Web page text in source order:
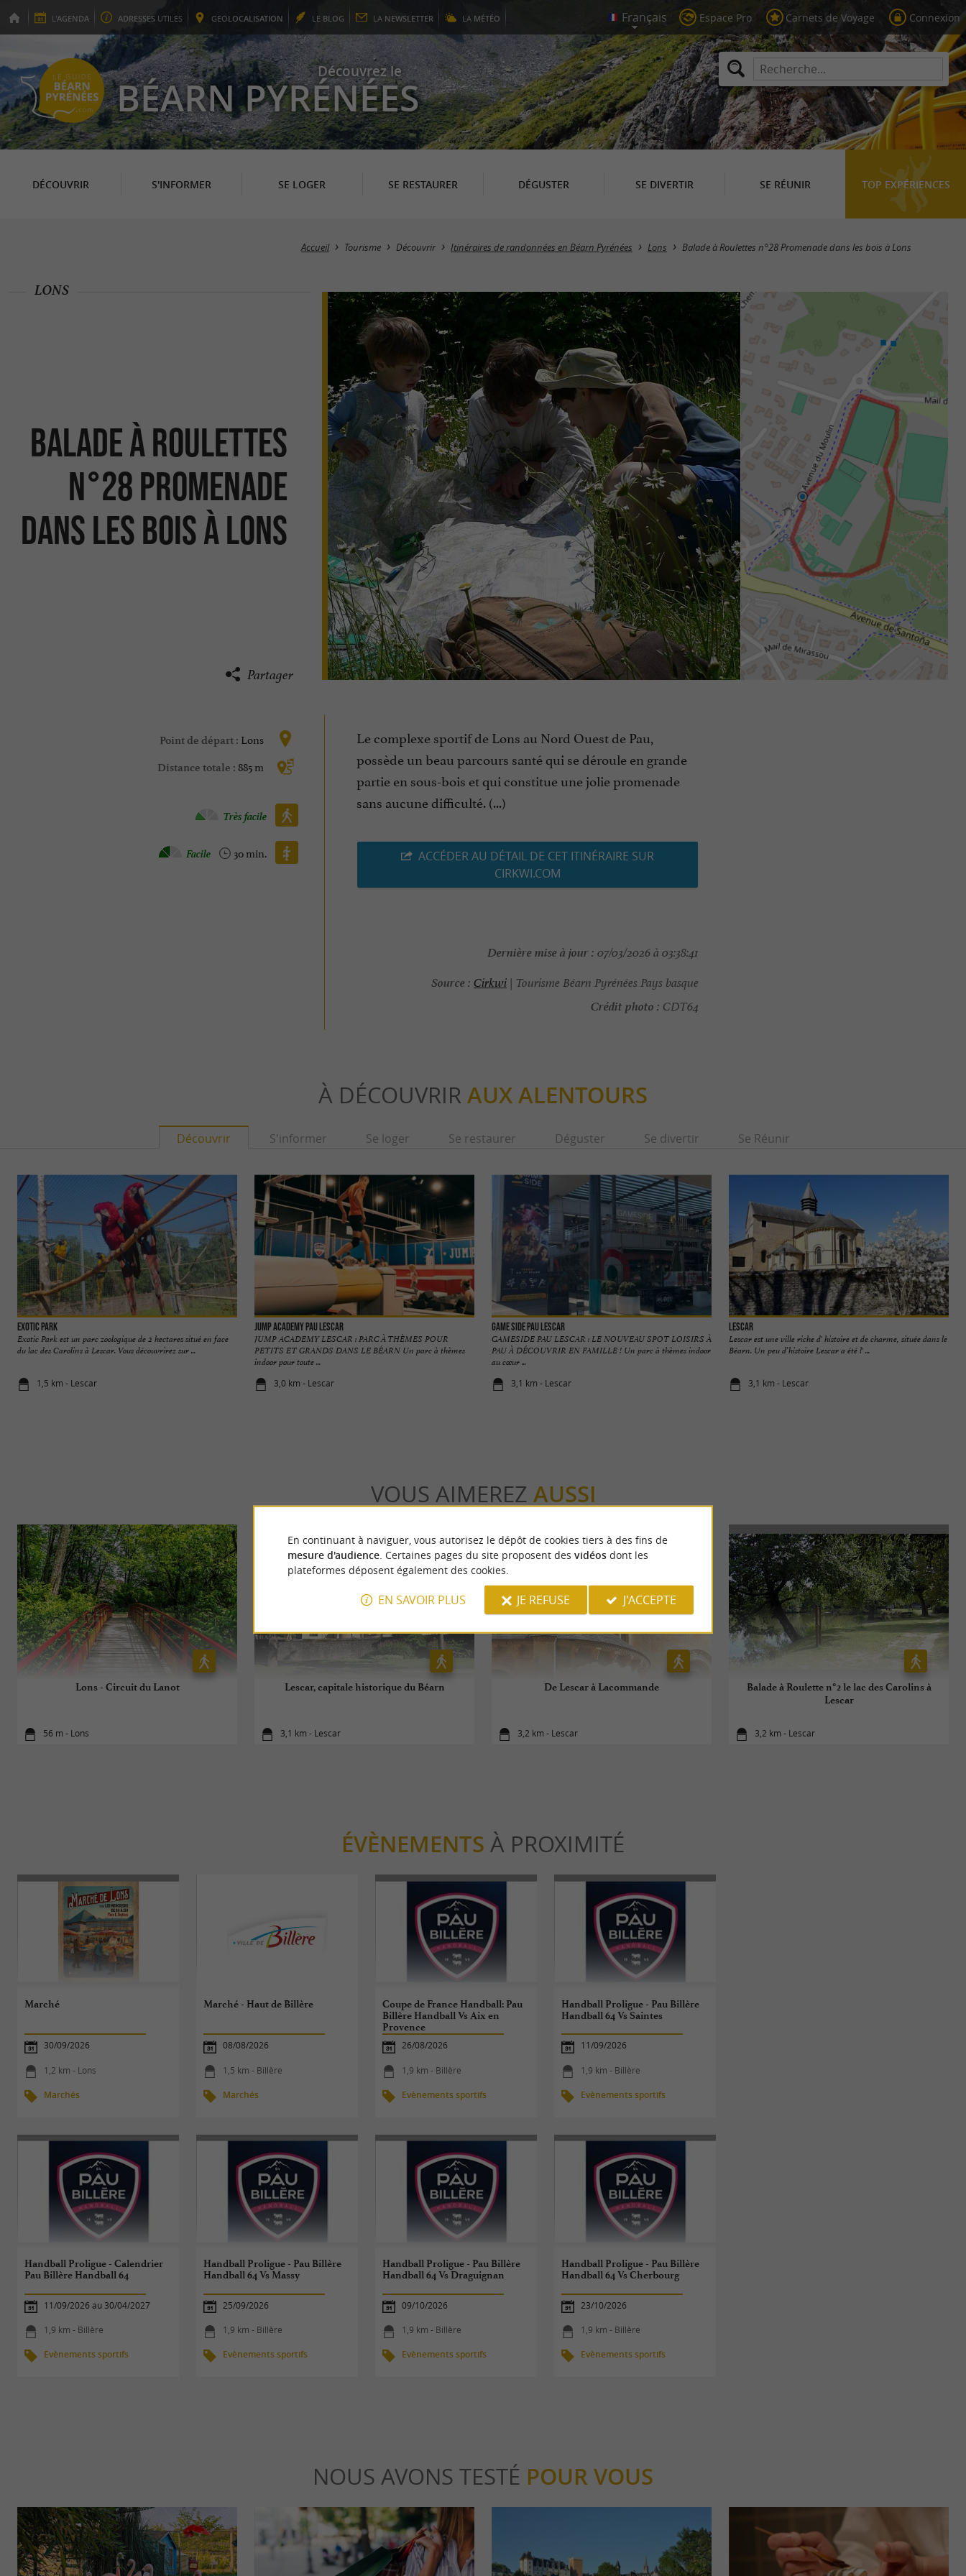
L'AGENDA ADRESSES UTILES GEOLOCALISATION LE BLOG LA NEWSLETTER LA MÉTÉO Espace Pro Carnets de Voyage Connexion
Découvrez le
BÉARN PYRÉNÉES
DÉCOUVRIR S'INFORMER SE LOGER SE RESTAURER DÉGUSTER SE DIVERTIR SE RÉUNIR TOP EXPÉRIENCES
Accueil Tourisme Découvrir Itinéraires de randonnées en Béarn Pyrénées Lons Balade à Roulettes n°28 Promenade dans les bois à Lons
Balade à Roulettes
n°28 Promenade
dans les bois à Lons
LONS
Partager
Point de départ : Lons
Distance totale : 885 m
Marche à pied :
Très facile
Roller :
30 min.
Facile
Le complexe sportif de Lons au Nord Ouest de Pau,
possède un beau parcours santé qui se déroule en grande
partie en sous-bois et qui constitue une jolie promenade
sans aucune difficulté. (...)
ACCÉDER AU DÉTAIL DE CET ITINÉRAIRE SUR
CIRKWI.COM
Dernière mise à jour : 07/03/2026 à 03:38:41
Source : Cirkwi| Tourisme Béarn Pyrénées Pays basque
Crédit photo : CDT64
À DÉCOUVRIR AUX ALENTOURS
Découvrir S'informer Se loger Se restaurer Déguster Se divertir Se Réunir
Exotic Park
Exotic Park est un parc zoologique de 2 hectares situé en face
du lac des Carolins à Lescar. Vous découvrirez sur ...
1,5 km - Lescar
Jump Academy Pau Lescar
JUMP ACADEMY LESCAR : PARC À THÈMES POUR
PETITS ET GRANDS DANS LE BÉARN Un parc à thèmes
indoor pour toute ...
3,0 km - Lescar
GAME SIDE Pau Lescar
GAMESIDE PAU LESCAR : LE NOUVEAU SPOT LOISIRS À
PAU À DÉCOUVRIR EN FAMILLE ! Un parc à thèmes indoor
au cœur ...
3,1 km - Lescar
Lescar
Lescar est une ville riche d' histoire et de charme, située dans le
Béarn. Un peu d’histoire Lescar a été l' ...
3,1 km - Lescar
VOUS AIMEREZ AUSSI
Lons - Circuit du Lanot
56 m - Lons
Lescar, capitale historique du Béarn
3,1 km - Lescar
De Lescar à Lacommande
3,2 km - Lescar
Balade à Roulette n°2 le lac des Carolins à
Lescar
3,2 km - Lescar
ÉVÈNEMENTS À PROXIMITÉ
Marché
30/09/2026
1,2 km - Lons
Marchés
Marché - Haut de Billère
08/08/2026
1,5 km - Billère
Marchés
Coupe de France Handball: Pau
Billère Handball Vs Aix en
Provence
26/08/2026
1,9 km - Billère
Evènements sportifs
Handball Proligue - Pau Billère
Handball 64 Vs Saintes
11/09/2026
1,9 km - Billère
Evènements sportifs
Handball Proligue - Calendrier
Pau Billère Handball 64
11/09/2026 au 30/04/2027
1,9 km - Billère
Evènements sportifs
Handball Proligue - Pau Billère
Handball 64 Vs Massy
25/09/2026
1,9 km - Billère
Evènements sportifs
Handball Proligue - Pau Billère
Handball 64 Vs Draguignan
09/10/2026
1,9 km - Billère
Evènements sportifs
Handball Proligue - Pau Billère
Handball 64 Vs Cherbourg
23/10/2026
1,9 km - Billère
Evènements sportifs
NOUS AVONS TESTÉ POUR VOUS
En continuant à naviguer, vous autorisez le dépôt de cookies tiers à des fins de
mesure d'audience. Certaines pages du site proposent des vidéosdont les
plateformes déposent également des cookies.
EN SAVOIR PLUS JE REFUSE J'ACCEPTE